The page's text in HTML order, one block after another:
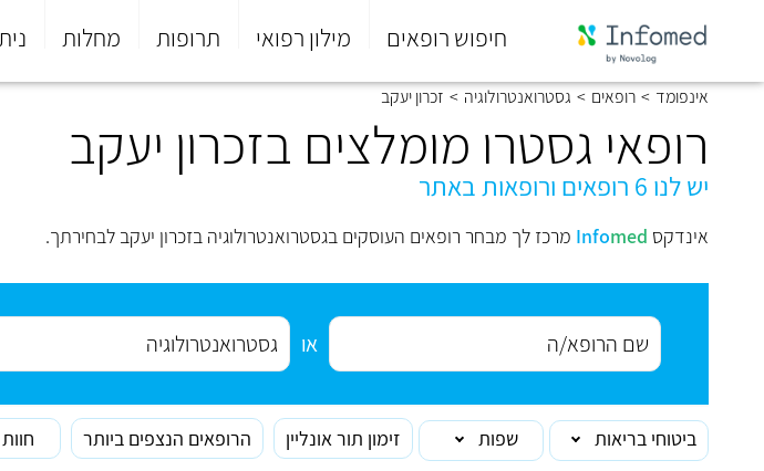
חיפוש רופאים מילון רפואי תרופות מחלות
סוף
התפריט
אינפומד > רופאים > גסטרואנטרולוגיה > זכרון יעקב
רופאי גסטרו מומלצים בזכרון יעקב
יש לנו 6 רופאים ורופאות באתר
אינדקס Infomed מרכז לך מבחר רופאים העוסקים בגסטרואנטרולוגיה בזכרון יעקב לבחירתך.
או
ביטוחי בריאות שפות זימון תור אונליין הרופאים הנצפים ביותר